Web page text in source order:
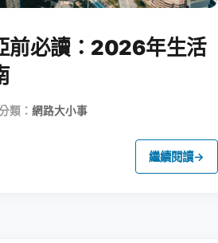
前必讀：2026年生活
類： 網路大小事
繼續閱讀→